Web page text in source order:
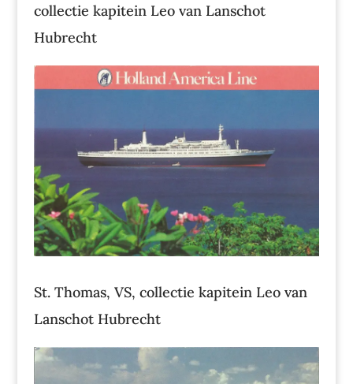
collectie kapitein Leo van Lanschot
Hubrecht
St. Thomas, VS, collectie kapitein Leo van
Lanschot Hubrecht